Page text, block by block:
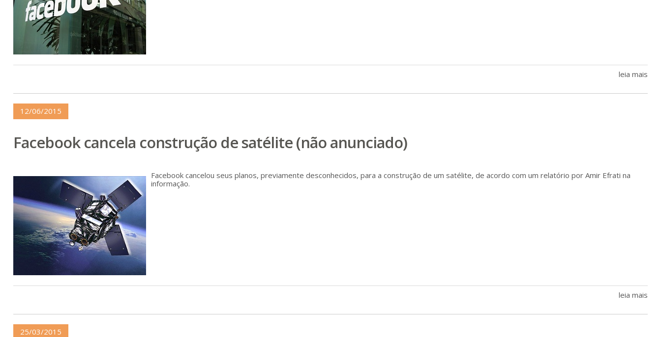
leia mais
12/06/2015
Facebook cancela construção de satélite (não anunciado)
Facebook cancelou seus planos, previamente desconhecidos, para a construção de um satélite, de acordo com um relatório por Amir Efrati na
informação.
leia mais
25/03/2015